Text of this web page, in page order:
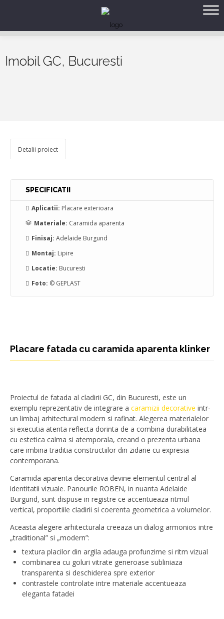
Imobil GC, Bucuresti
Detalii proiect
SPECIFICATII
Aplicatii: Placare exterioara
Materiale: Caramida aparenta
Finisaj: Adelaide Burgund
Montaj: Lipire
Locatie: Bucuresti
Foto: © GEPLAST
Placare fatada cu caramida aparenta klinker
Proiectul de fatada al cladirii GC, din Bucuresti, este un
exemplu reprezentativ de integrare a caramizii decorative intr-
un limbaj arhitectural modern si rafinat. Alegerea materialelor
si executia atenta reflecta dorinta de a combina durabilitatea
cu estetica calma si atemporala, creand o prezenta urbana
care imbina traditia constructiilor din zidarie cu expresia
contemporana.
Caramida aparenta decorativa devine elementul central al
identitatii vizuale. Panourile ROBEN, in nuanta Adelaide
Burgund, sunt dispuse in registre ce accentueaza ritmul
vertical, proportiile cladirii si coerenta geometrica a volumelor.
Aceasta alegere arhitecturala creeaza un dialog armonios intre
„traditional” si „modern”:
textura placilor din argila adauga profunzime si ritm vizual
combinarea cu goluri vitrate generoase subliniaza
transparenta si deschiderea spre exterior
contrastele controlate intre materiale accentueaza
eleganta fatadei